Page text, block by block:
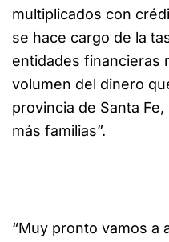
multiplicados con
se hace cargo de la
entidades financieras
volumen del dinero
provincia de Santa
más familias”.
“Muy pronto vamos a